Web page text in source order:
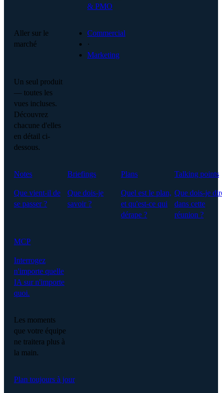
& PMO
Aller sur le
marché
Commercial
·
Marketing
Un seul produit
— toutes les
vues incluses.
Découvrez
chacune d'elles
en détail ci-
dessous.
Notes
Que vient-il de
se passer ?
Briefings
Que dois-je
savoir ?
Plans
Quel est le plan,
et qu'est-ce qui
dérape ?
Talking points
Que dois-je
dans cette
réunion ?
MCP
Interrogez
n'importe quelle
IA sur n'importe
quoi.
Les moments
que votre équipe
ne traitera plus à
la main.
Plan toujours à jour